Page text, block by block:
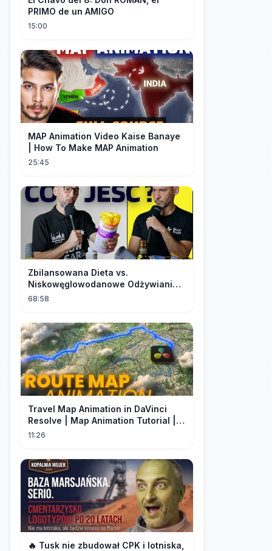
PRIMO de un AMIGO
15:00
MAP Animation Video Kaise Banaye
| How To Make MAP Animation
25:45
Zbilansowana Dieta vs.
Niskowęglowodanowe Odżywianie:
Kto Ma Rację?
68:58
Travel Map Animation in DaVinci
Resolve | Map Animation Tutorial |
Edit Craft
11:26
🔥 Tusk nie zbudował CPK i lotniska,